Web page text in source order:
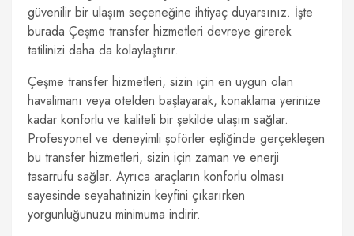
güvenilir bir ulaşım seçeneğine ihtiyaç duyarsınız. İşte
burada Çeşme transfer hizmetleri devreye girerek
tatilinizi daha da kolaylaştırır.
Çeşme transfer hizmetleri, sizin için en uygun olan
havalimanı veya otelden başlayarak, konaklama yerinize
kadar konforlu ve kaliteli bir şekilde ulaşım sağlar.
Profesyonel ve deneyimli şoförler eşliğinde gerçekleşen
bu transfer hizmetleri, sizin için zaman ve enerji
tasarrufu sağlar. Ayrıca araçların konforlu olması
sayesinde seyahatinizin keyfini çıkarırken
yorgunluğunuzu minimuma indirir.